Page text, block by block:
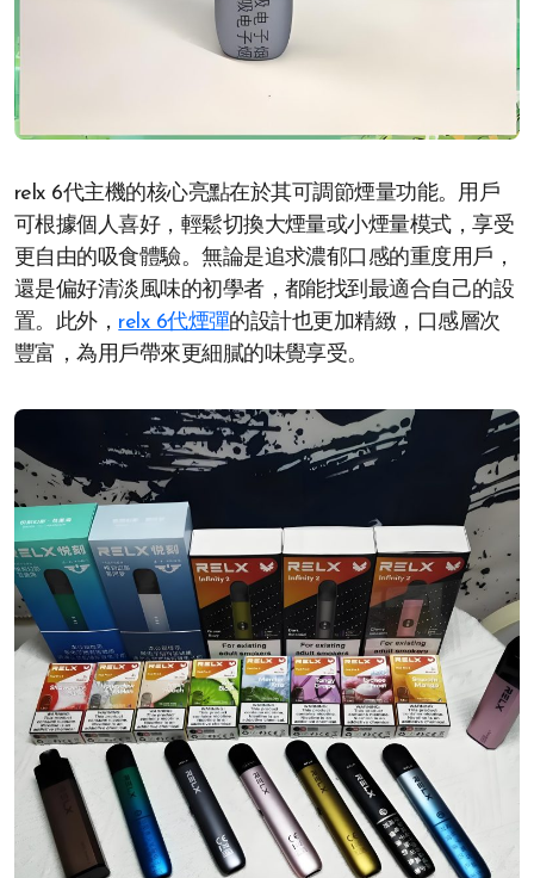
relx 6代主機的核心亮點在於其可調節煙量功能。用戶
可根據個人喜好，輕鬆切換大煙量或小煙量模式，享受
更自由的吸食體驗。無論是追求濃郁口感的重度用戶，
還是偏好清淡風味的初學者，都能找到最適合自己的設
置。此外， relx 6代煙彈的設計也更加精緻，口感層次
豐富，為用戶帶來更細膩的味覺享受。